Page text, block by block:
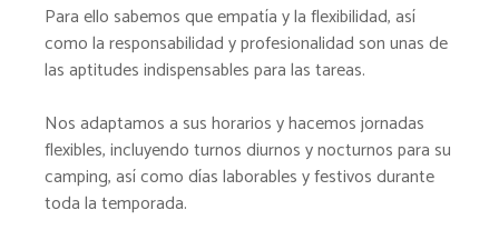
Para ello sabemos que empatía y la flexibilidad, así
como la responsabilidad y profesionalidad son unas de
las aptitudes indispensables para las tareas.
Nos adaptamos a sus horarios y hacemos jornadas
flexibles, incluyendo turnos diurnos y nocturnos para su
camping, así como días laborables y festivos durante
toda la temporada.